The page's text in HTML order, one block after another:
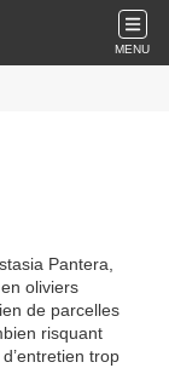
MENU
Pantera,
oliviers
de parcelles
risquant
trop